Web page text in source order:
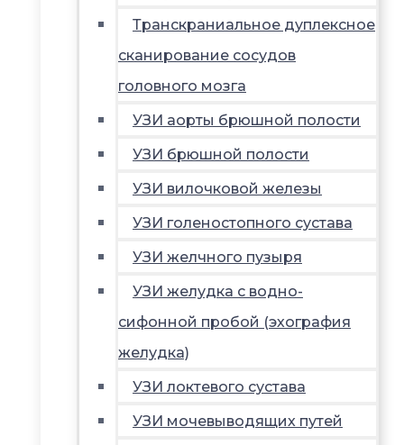
Транскраниальное дуплексное
сканирование сосудов
головного мозга
УЗИ аорты брюшной полости
УЗИ брюшной полости
УЗИ вилочковой железы
УЗИ голеностопного сустава
УЗИ желчного пузыря
УЗИ желудка с водно-
сифонной пробой (эхография
желудка)
УЗИ локтевого сустава
УЗИ мочевыводящих путей